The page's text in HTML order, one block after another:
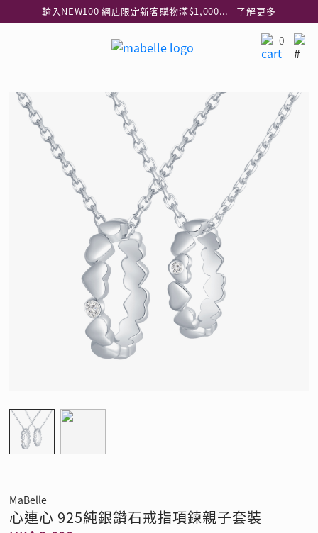
輸入NEW100 網店限定新客購物滿$1,000減$100
了解更多
指定純銀動物耳環2件享7折
網店購物即享免費送貨服務
了解更多
全港任何MaBelle門市自取貨 了解更多
了解更多
0
MaBelle
心連心 925純銀鑽石戒指項鍊親子套裝